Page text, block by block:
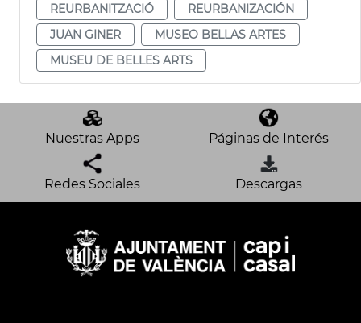
REURBANITZACIÓ
REURBANIZACIÓN
JUAN GINER
MUSEO BELLAS ARTES
MUSEU DE BELLES ARTS
Nuestras Apps Páginas de Interés
Redes Sociales Descargas